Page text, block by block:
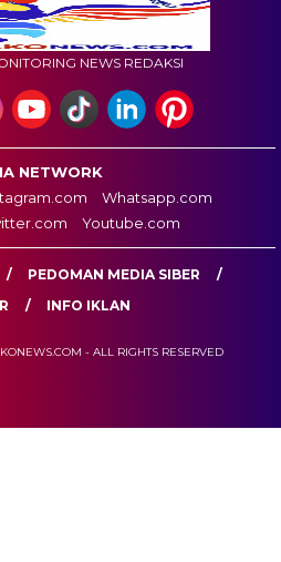
NEWS REDAKSI
NETWORK
Whatsapp.com
Youtube.com
PEDOMAN MEDIA SIBER
INFO IKLAN
- ALL RIGHTS RESERVED